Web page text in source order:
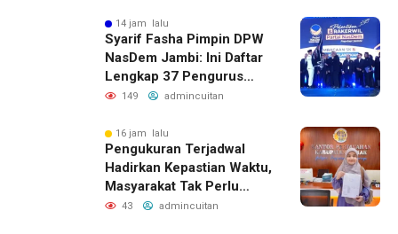
14 jam lalu
Syarif Fasha Pimpin DPW
NasDem Jambi: Ini Daftar
Lengkap 37 Pengurus
Barunya
149 admincuitan
16 jam lalu
Pengukuran Terjadwal
Hadirkan Kepastian Waktu,
Masyarakat Tak Perlu
Lama Menunggu Layanan
43 admincuitan